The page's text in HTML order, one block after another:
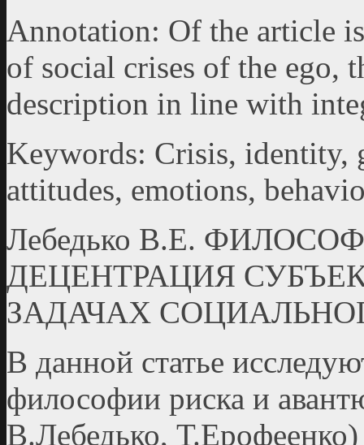
Annotation: Of the article
of social crises of the ego,
description in line with
Keywords: Crisis, identity,
attitudes, emotions,
Лебедько В.Е.
ДЕЦЕНТРАЦИЯ
ЗАДАЧАХ
В данной статье
философии риска и
В.Лебедько,